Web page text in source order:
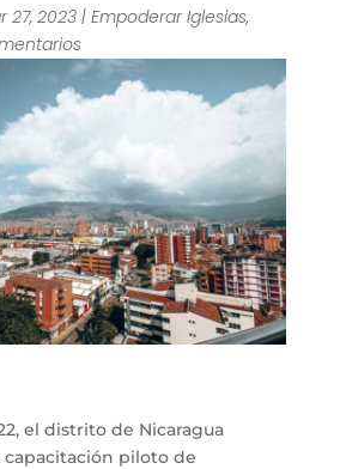
27, 2023| Empoderar Iglesias,
el distrito de Nicaragua
piloto de